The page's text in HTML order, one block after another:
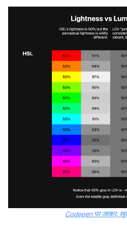
Codepen पर जाकर,